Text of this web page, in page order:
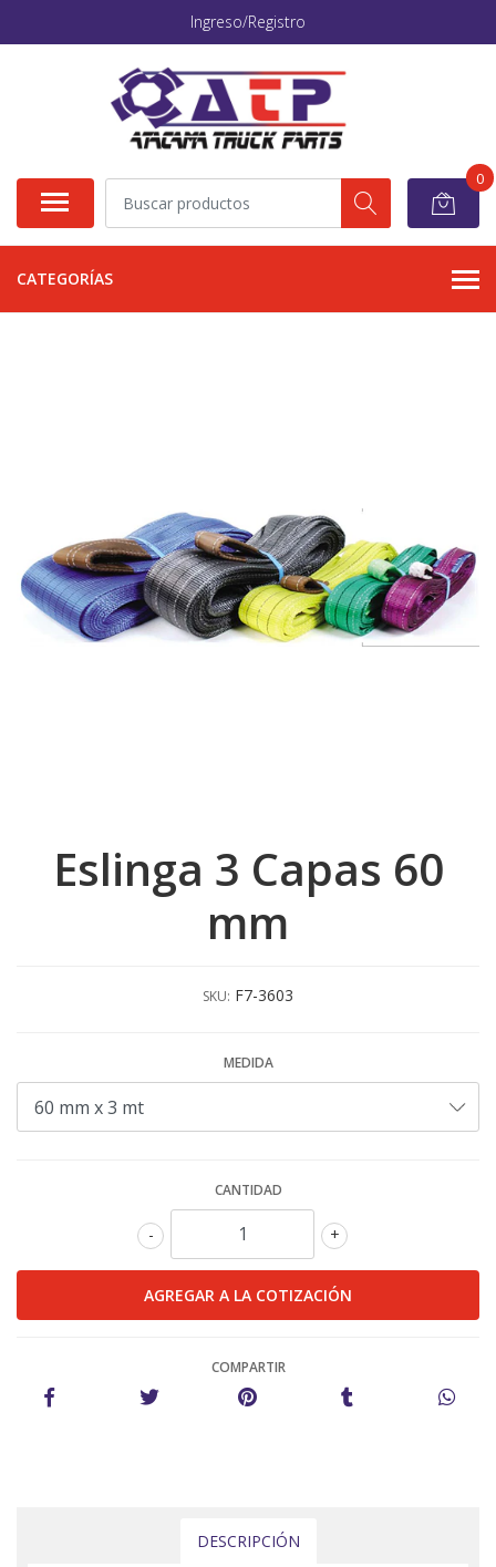
Ingreso/Registro
0
CATEGORÍAS
Eslinga 3 Capas 60
mm
SKU: F7-3603
MEDIDA
CANTIDAD
+
-
COMPARTIR
DESCRIPCIÓN